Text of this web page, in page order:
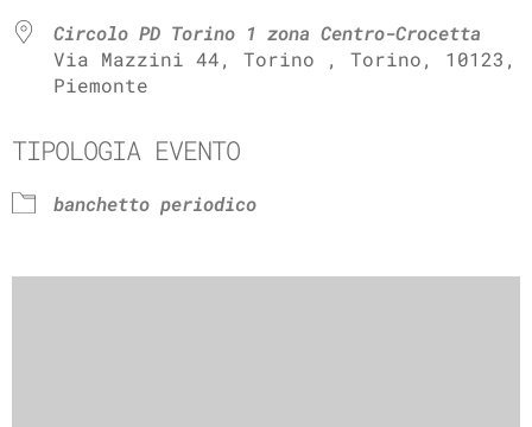
Circolo PD Torino 1 zona Centro-Crocetta
Via Mazzini 44, Torino , Torino, 10123,
Piemonte
TIPOLOGIA EVENTO
banchetto periodico